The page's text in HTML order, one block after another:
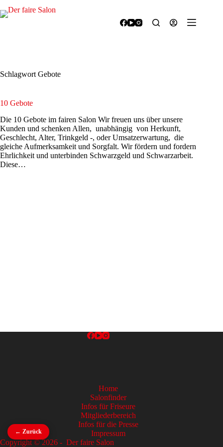
Inhalt
Schlagwort Gebote
10 Gebote
Die 10 Gebote im fairen Salon Wir freuen uns über unsere
Kunden und schenken Allen, unabhängig von Herkunft,
Geschlecht, Alter, Trinkgeld -, oder Umsatzerwartung, die
gleiche Aufmerksamkeit und Sorgfalt. Wir fördern und fordern
Ehrlichkeit und unterbinden Schwarzgeld und Schwarzarbeit.
Diese…
← Zurück
Home
Salonfinder
Infos für Friseure
Mitgliederbereich
Infos für die Presse
Impressum
Copyright © 2026 - Der faire Salon